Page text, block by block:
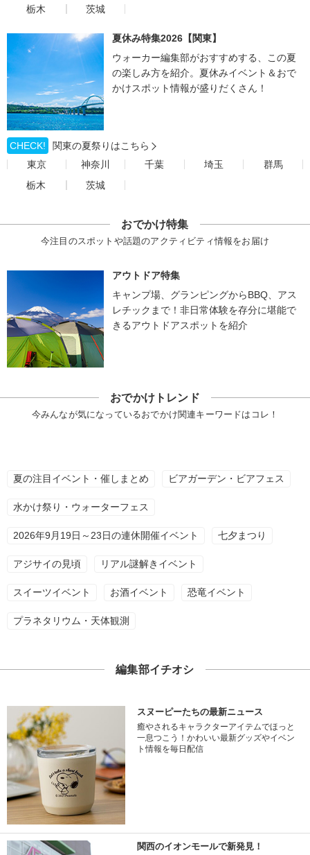
栃木
茨城
夏休み特集2026【関東】
ウォーカー編集部がおすすめする、この夏
の楽しみ方を紹介。夏休みイベント＆おで
かけスポット情報が盛りだくさん！
CHECK!
関東の夏祭りはこちら
東京
神奈川 千葉 埼玉
群馬
栃木
茨城
おでかけ特集
今注目のスポットや話題のアクティビティ情報をお届け
アウトドア特集
キャンプ場、グランピングからBBQ、アス
レチックまで！非日常体験を存分に堪能で
きるアウトドアスポットを紹介
おでかけトレンド
今みんなが気になっているおでかけ関連キーワードはコレ！
夏の注目イベント・催しまとめ ビアガーデン・ビアフェス
水かけ祭り・ウォーターフェス
2026年9月19日～23日の連休開催イベント 七夕まつり
アジサイの見頃 リアル謎解きイベント
スイーツイベント お酒イベント 恐竜イベント
プラネタリウム・天体観測
編集部イチオシ
スヌーピーたちの最新ニュース
癒やされるキャラクターアイテムでほっと
一息つこう！かわいい最新グッズやイベン
ト情報を毎日配信
関西のイオンモールで新発見！